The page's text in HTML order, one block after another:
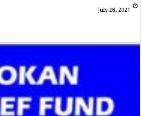
July 28, 2021